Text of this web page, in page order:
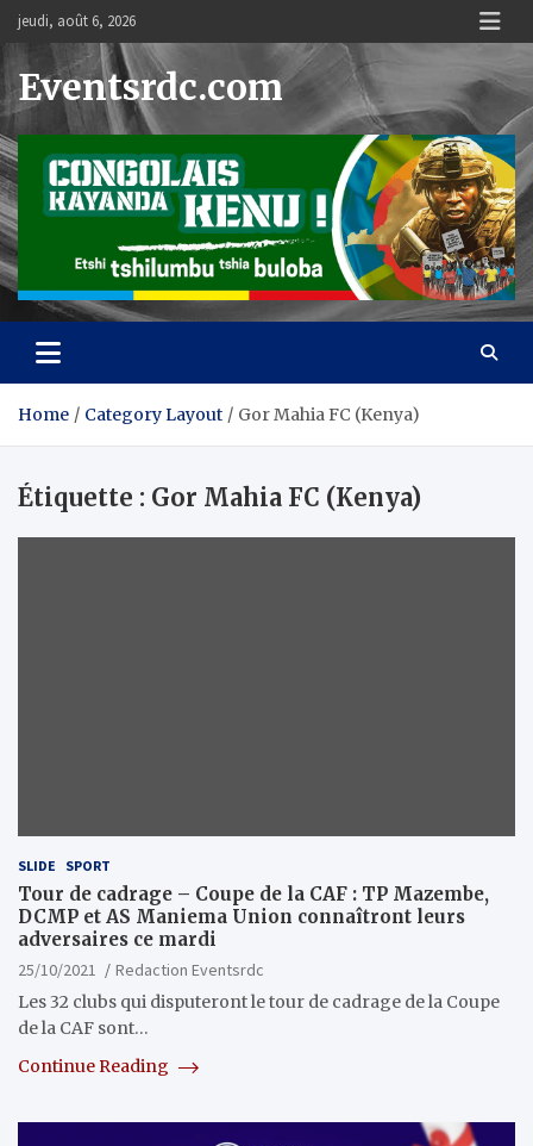
Skip
content
jeudi, août 6, 2026
Eventsrdc.com
Home Category Layout Gor Mahia FC (Kenya)
Étiquette : Gor Mahia FC (Kenya)
SLIDE SPORT
Tour de cadrage – Coupe de la CAF : TP Mazembe,
DCMP et AS Maniema Union connaîtront leurs
adversaires ce mardi
25/10/2021
Redaction Eventsrdc
Les 32 clubs qui disputeront le tour de cadrage de la Coupe
de la CAF sont…
Continue Reading